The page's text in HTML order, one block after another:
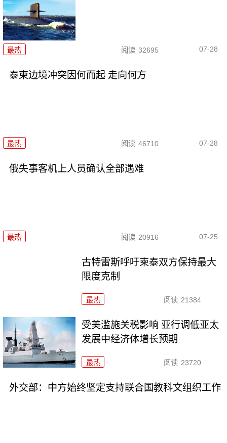
最热 阅读 32695 07-28
泰柬边境冲突因何而起 走向何方
最热 阅读 46710 07-28
俄失事客机上人员确认全部遇难
最热 阅读 20916 07-25
古特雷斯呼吁柬泰双方保持最大
限度克制
最热 阅读 21384
受美滥施关税影响 亚行调低亚太
发展中经济体增长预期
最热 阅读 23720
外交部：中方始终坚定支持联合国教科文组织工作